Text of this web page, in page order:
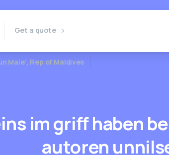
Get a quote
Male’, Rep of Maldives
imgriffhaben
autoren